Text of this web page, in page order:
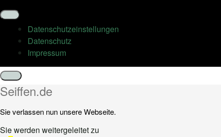
Datenschutz­einstellungen
Datenschutz
Impressum
Schließen
Seiffen.de
Sie verlassen nun unsere Webseite.
Sie werden weitergeleitet zu